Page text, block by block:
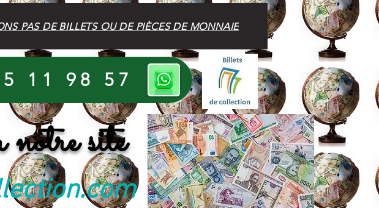
PAS DE BILLETS OU DE PIÈCES DE MONNAIE
11 98 57
site